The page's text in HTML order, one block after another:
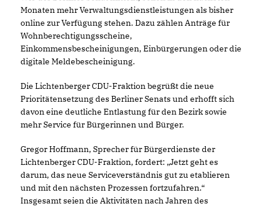
Monaten mehr Verwaltungsdienstleistungen als bisher
online zur Verfügung stehen. Dazu zählen Anträge für
Wohnberechtigungsscheine,
Einkommensbescheinigungen, Einbürgerungen oder die
digitale Meldebescheinigung.
Die Lichtenberger CDU-Fraktion begrüßt die neue
Prioritätensetzung des Berliner Senats und erhofft sich
davon eine deutliche Entlastung für den Bezirk sowie
mehr Service für Bürgerinnen und Bürger.
Gregor Hoffmann, Sprecher für Bürgerdienste der
Lichtenberger CDU-Fraktion, fordert: „Jetzt geht es
darum, das neue Serviceverständnis gut zu etablieren
und mit den nächsten Prozessen fortzufahren.“
Insgesamt seien die Aktivitäten nach Jahren des